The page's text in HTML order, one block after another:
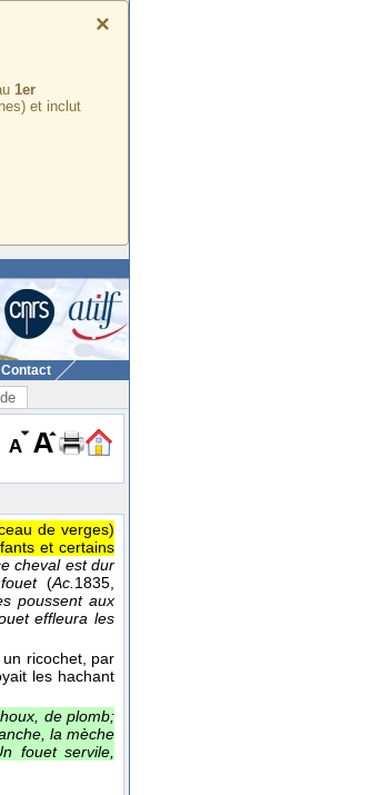
×
1er
et inclut
Contact
de verges)
et certains
cheval est dur
(Ac.1835,
poussent aux
effleura les
ricochet, par
les hachant
de plomb;
la mèche
fouet servile,